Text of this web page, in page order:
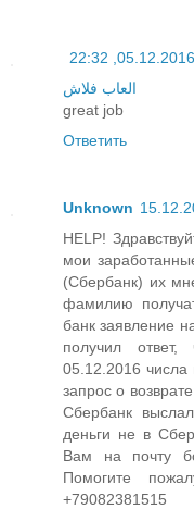
05.12.2016, 22:32
العاب فلاش
great job
Ответить
Unknown
HELP!
мои
(Сбербанк) их
фамилию
банк заявление
получил
05.12.2016 числа
запрос о
Сбербанк
деньги не в
Вам на почту
Помогите
+79082381515